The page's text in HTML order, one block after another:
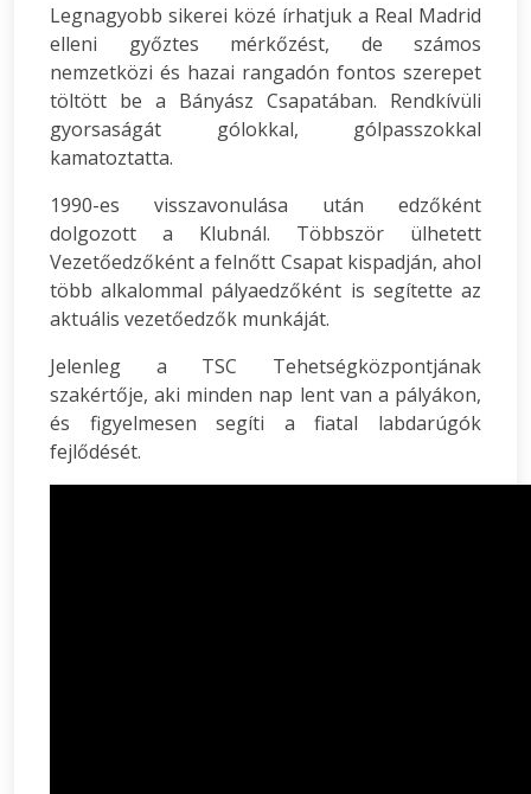
Legnagyobb sikerei közé írhatjuk a Real Madrid
elleni győztes mérkőzést, de számos
nemzetközi és hazai rangadón fontos szerepet
töltött be a Bányász Csapatában. Rendkívüli
gyorsaságát gólokkal, gólpasszokkal
kamatoztatta.
1990-es visszavonulása után edzőként
dolgozott a Klubnál. Többször ülhetett
Vezetőedzőként a felnőtt Csapat kispadján, ahol
több alkalommal pályaedzőként is segítette az
aktuális vezetőedzők munkáját.
Jelenleg a TSC Tehetségközpontjának
szakértője, aki minden nap lent van a pályákon,
és figyelmesen segíti a fiatal labdarúgók
fejlődését.